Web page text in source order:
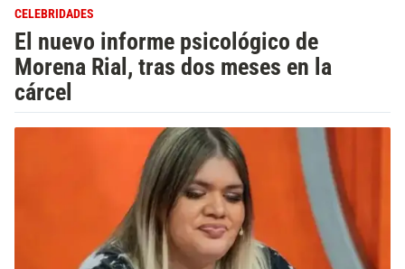
CELEBRIDADES
El nuevo informe psicológico de
Morena Rial, tras dos meses en la
cárcel